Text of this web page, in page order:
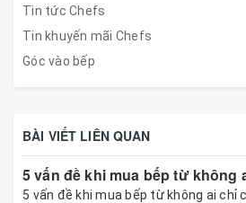
Tin tức Chefs
Tin khuyến mãi Chefs
Góc vào bếp
BÀI VIẾT LIÊN QUAN
5 vấn đề khi mua bếp từ không
5 vấn đề khi mua bếp từ không ai chỉ